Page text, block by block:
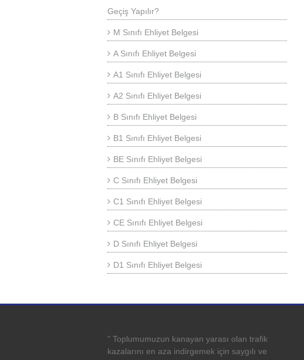
Geçiş Yapılır?
M Sınıfı Ehliyet Belgesi
A Sınıfı Ehliyet Belgesi
A1 Sınıfı Ehliyet Belgesi
A2 Sınıfı Ehliyet Belgesi
B Sınıfı Ehliyet Belgesi
B1 Sınıfı Ehliyet Belgesi
BE Sınıfı Ehliyet Belgesi
C Sınıfı Ehliyet Belgesi
C1 Sınıfı Ehliyet Belgesi
CE Sınıfı Ehliyet Belgesi
D Sınıfı Ehliyet Belgesi
D1 Sınıfı Ehliyet Belgesi
” Toplumumuzun kanayan yarası olan trafik
kazalarını en aza indirgemek için saygılı ve